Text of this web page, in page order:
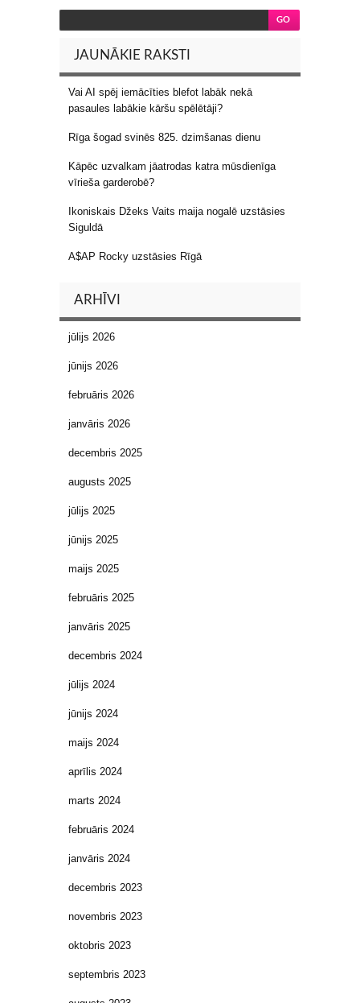
JAUNĀKIE RAKSTI
Vai AI spēj iemācīties blefot labāk nekā
pasaules labākie kāršu spēlētāji?
Rīga šogad svinēs 825. dzimšanas dienu
Kāpēc uzvalkam jāatrodas katra mūsdienīga
vīrieša garderobē?
Ikoniskais Džeks Vaits maija nogalē uzstāsies
Siguldā
A$AP Rocky uzstāsies Rīgā
ARHĪVI
jūlijs 2026
jūnijs 2026
februāris 2026
janvāris 2026
decembris 2025
augusts 2025
jūlijs 2025
jūnijs 2025
maijs 2025
februāris 2025
janvāris 2025
decembris 2024
jūlijs 2024
jūnijs 2024
maijs 2024
aprīlis 2024
marts 2024
februāris 2024
janvāris 2024
decembris 2023
novembris 2023
oktobris 2023
septembris 2023